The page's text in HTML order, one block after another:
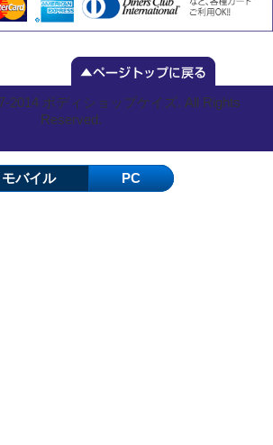
2014 ボディショップケイズ. All Rights
Reserved.
モバイル PC